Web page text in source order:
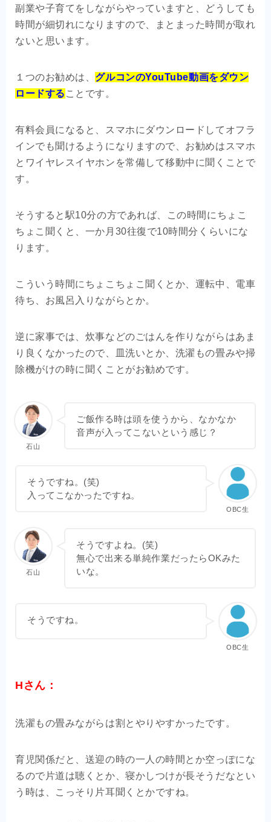
副業や子育てをしながらやっていますと、どうしても
時間が細切れになりますので、まとまった時間が取れ
ないと思います。
１つのお勧めは、 グルコンのYouTube動画をダウン
ロードする ことです。
有料会員になると、スマホにダウンロードしてオフラ
インでも聞けるようになりますので、お勧めはスマホ
とワイヤレスイヤホンを常備して移動中に聞くことで
す。
そうすると駅10分の方であれば、この時間にちょこ
ちょこ聞くと、一か月30往復で10時間分くらいにな
ります。
こういう時間にちょこちょこ聞くとか、運転中、電車
待ち、お風呂入りながらとか。
逆に家事では、炊事などのごはんを作りながらはあま
り良くなかったので、皿洗いとか、洗濯もの畳みや掃
除機がけの時に聞くことがお勧めです。
石山
ご飯作る時は頭を使うから、なかなか
音声が入ってこないという感じ？
OBC生
そうですね。(笑)
入ってこなかったですね。
石山
そうですよね。(笑)
無心で出来る単純作業だったらOKみた
いな。
OBC生
そうですね。
Hさん：
洗濯もの畳みながらは割とやりやすかったです。
育児関係だと、送迎の時の一人の時間とか空っぽにな
るので片道は聴くとか、寝かしつけが長そうだなとい
う時は、こっそり片耳聞くとかですね。